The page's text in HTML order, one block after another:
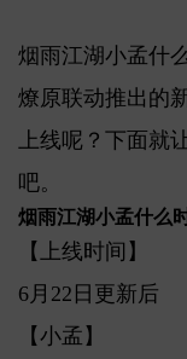
烟雨江湖小孟什
燎原联动推出的
上线呢？下面就
吧。
烟雨江湖小孟什么
【上线时间】
6月22日更新后
【小孟】